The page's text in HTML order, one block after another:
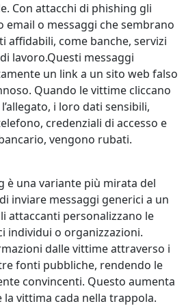
Con attacchi di phishing gli
email o messaggi che sembrano
affidabili, come banche, servizi
lavoro.Questi messaggi
un link a un sito web falso
Quando le vittime cliccano
i loro dati sensibili,
credenziali di accesso e
vengono rubati.
è una variante più mirata del
inviare messaggi generici a un
attaccanti personalizzano le
individui o organizzazioni.
dalle vittime attraverso i
fonti pubbliche, rendendo le
convincenti. Questo aumenta
la vittima cada nella trappola.